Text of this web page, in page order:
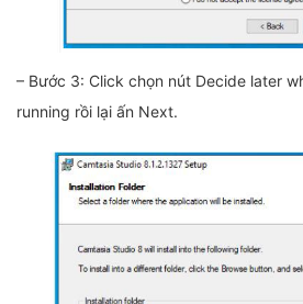
– Bước 3: Click chọn nút Decide later
running rồi lại ấn Next.